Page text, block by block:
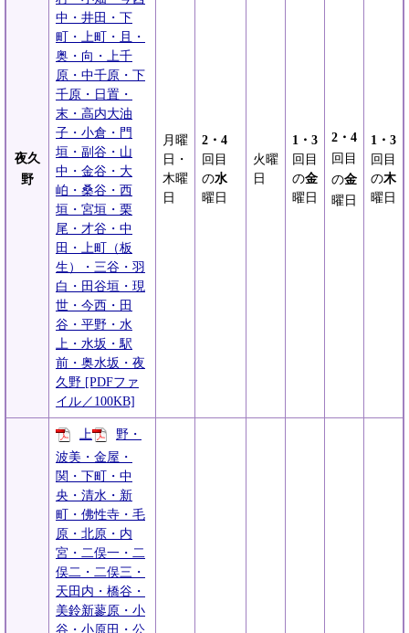
夜久
野
中・井田・下
町・上町・且・
奥・向・上千
原・中千原・下
千原・日置・
末・高内大油
子・小倉・門
垣・副谷・山
中・金谷・大
岶・桑谷・西
垣・宮垣・栗
尾・才谷・中
田・上町（板
生）・三谷・羽
白・田谷垣・現
世・今西・田
谷・平野・水
上・水坂・駅
前・奥水坂・夜
久野 [PDFファ
イル／100KB]
月曜
日・
木曜
日
2・4
回目
の水
曜日
火曜
日
1・3
回目
の金
曜日
2・4
回目
の金
曜日
1・3
回目
の木
曜日
上
野・
波美・金屋・
関・下町・中
央・清水・新
町・佛性寺・毛
原・北原・内
宮・二俣一・二
俣二・二俣三・
天田内・橋谷・
美鈴新蓼原・小
谷・小原田・公